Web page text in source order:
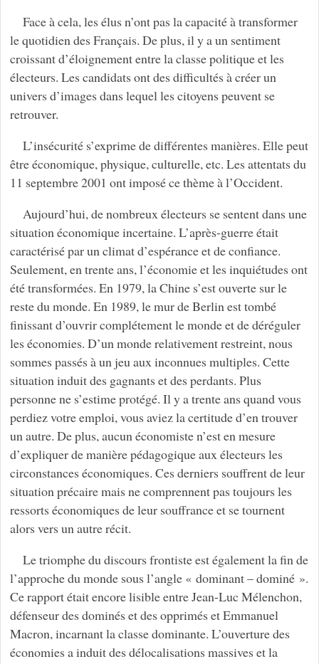
Face à cela, les élus n’ont pas la capacité à transformer
le quotidien des Français. De plus, il y a un sentiment
croissant d’éloignement entre la classe politique et les
électeurs. Les candidats ont des difficultés à créer un
univers d’images dans lequel les citoyens peuvent se
retrouver.
L’insécurité s’exprime de différentes manières. Elle peut
être économique, physique, culturelle, etc. Les attentats du
11 septembre 2001 ont imposé ce thème à l’Occident.
Aujourd’hui, de nombreux électeurs se sentent dans une
situation économique incertaine. L’après-guerre était
caractérisé par un climat d’espérance et de confiance.
Seulement, en trente ans, l’économie et les inquiétudes ont
été transformées. En 1979, la Chine s’est ouverte sur le
reste du monde. En 1989, le mur de Berlin est tombé
finissant d’ouvrir complétement le monde et de déréguler
les économies. D’un monde relativement restreint, nous
sommes passés à un jeu aux inconnues multiples. Cette
situation induit des gagnants et des perdants. Plus
personne ne s’estime protégé. Il y a trente ans quand vous
perdiez votre emploi, vous aviez la certitude d’en trouver
un autre. De plus, aucun économiste n’est en mesure
d’expliquer de manière pédagogique aux électeurs les
circonstances économiques. Ces derniers souffrent de leur
situation précaire mais ne comprennent pas toujours les
ressorts économiques de leur souffrance et se tournent
alors vers un autre récit.
Le triomphe du discours frontiste est également la fin de
l’approche du monde sous l’angle « dominant – dominé ».
Ce rapport était encore lisible entre Jean-Luc Mélenchon,
défenseur des dominés et des opprimés et Emmanuel
Macron, incarnant la classe dominante. L’ouverture des
économies a induit des délocalisations massives et la